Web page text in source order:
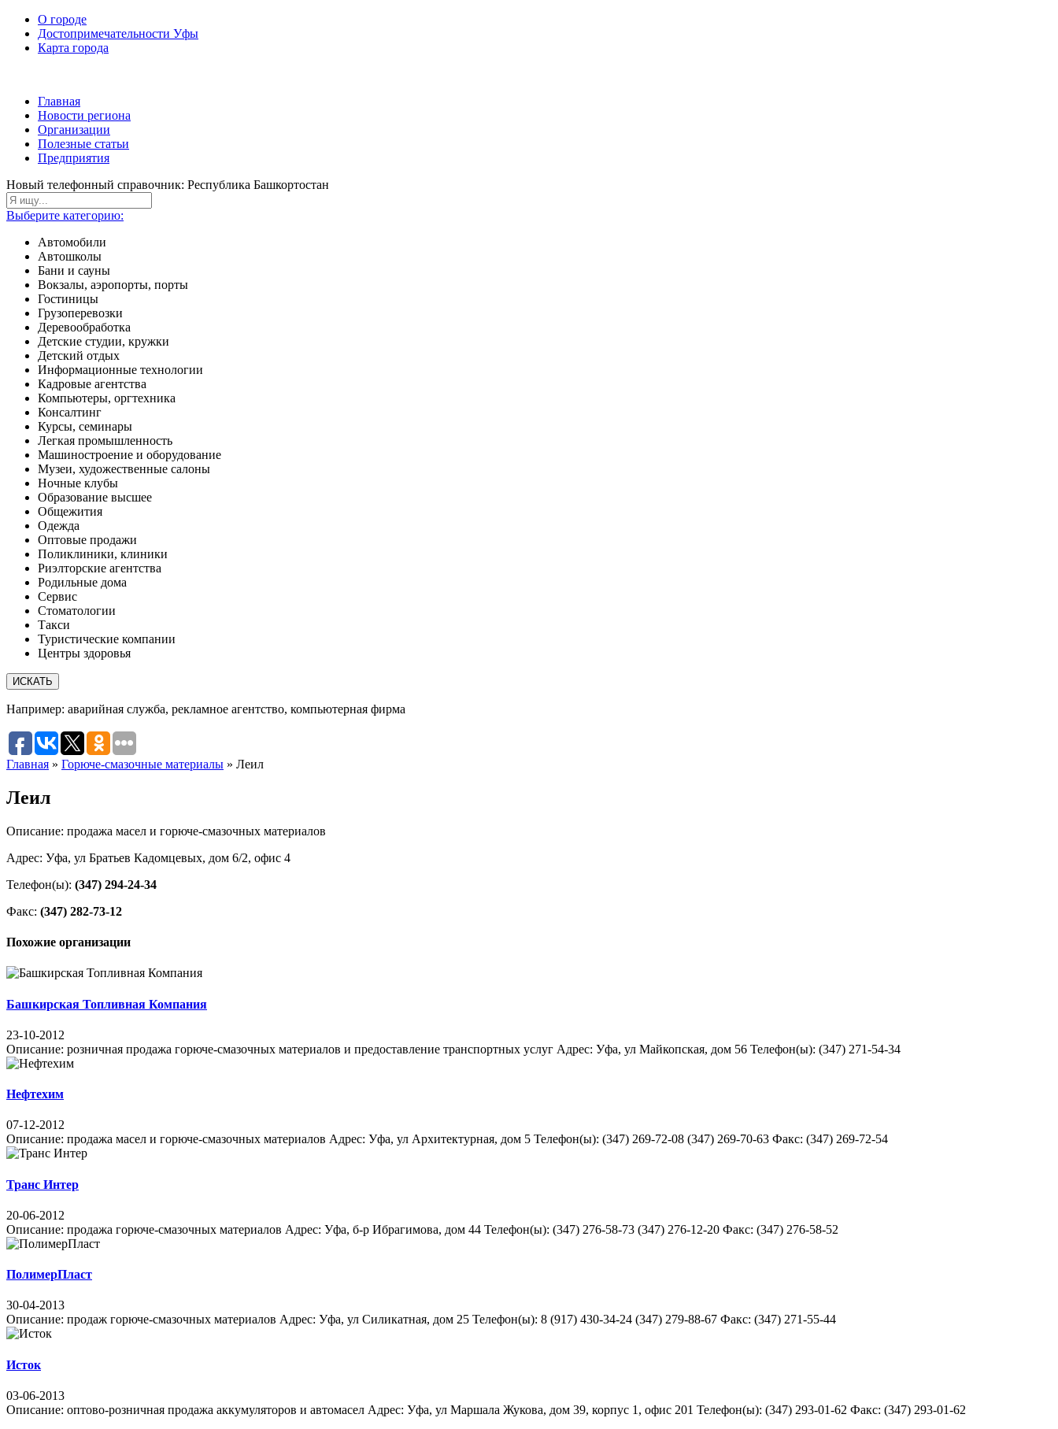
О городе
Достопримечательности Уфы
Карта города
Главная
Новости региона
Организации
Полезные статьи
Предприятия
Новый телефонный справочник: Республика Башкортостан
Выберите категорию:
Автомобили
Автошколы
Бани и сауны
Вокзалы, аэропорты, порты
Гостиницы
Грузоперевозки
Деревообработка
Детские студии, кружки
Детский отдых
Информационные технологии
Кадровые агентства
Компьютеры, оргтехника
Консалтинг
Курсы, семинары
Легкая промышленность
Машиностроение и оборудование
Музеи, художественные салоны
Ночные клубы
Образование высшее
Общежития
Одежда
Оптовые продажи
Поликлиники, клиники
Риэлторские агентства
Родильные дома
Сервис
Стоматологии
Такси
Туристические компании
Центры здоровья
Например: аварийная служба, рекламное агентство, компьютерная фирма
Главная » Горюче-смазочные материалы » Леил
Леил
Описание: продажа масел и горюче-смазочных материалов
Адрес: Уфа, ул Братьев Кадомцевых, дом 6/2, офис 4
Телефон(ы): (347) 294-24-34
Факс: (347) 282-73-12
Похожие организации
Башкирская Топливная Компания
23-10-2012
Описание: розничная продажа горюче-смазочных материалов и предоставление транспортных услуг Адрес: Уфа, ул Майкопская, дом 56 Телефон(ы): (347) 271-54-34
Нефтехим
07-12-2012
Описание: продажа масел и горюче-смазочных материалов Адрес: Уфа, ул Архитектурная, дом 5 Телефон(ы): (347) 269-72-08 (347) 269-70-63 Факс: (347) 269-72-54
Транс Интер
20-06-2012
Описание: продажа горюче-смазочных материалов Адрес: Уфа, б-р Ибрагимова, дом 44 Телефон(ы): (347) 276-58-73 (347) 276-12-20 Факс: (347) 276-58-52
ПолимерПласт
30-04-2013
Описание: продаж горюче-смазочных материалов Адрес: Уфа, ул Силикатная, дом 25 Телефон(ы): 8 (917) 430-34-24 (347) 279-88-67 Факс: (347) 271-55-44
Исток
03-06-2013
Описание: оптово-розничная продажа аккумуляторов и автомасел Адрес: Уфа, ул Маршала Жукова, дом 39, корпус 1, офис 201 Телефон(ы): (347) 293-01-62 Факс: (347) 293-01-62